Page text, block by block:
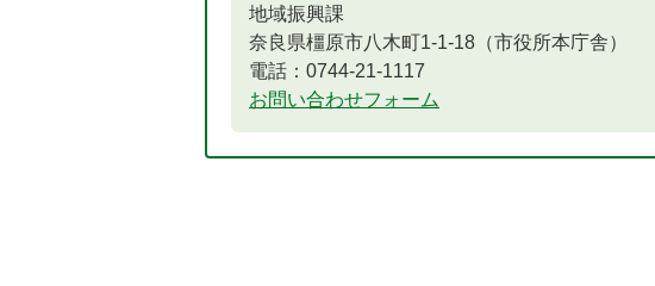
地域振興課
奈良県橿原市八木町1-1-18（市役所本庁舎）
電話：0744-21-1117
お問い合わせフォーム
の
イ